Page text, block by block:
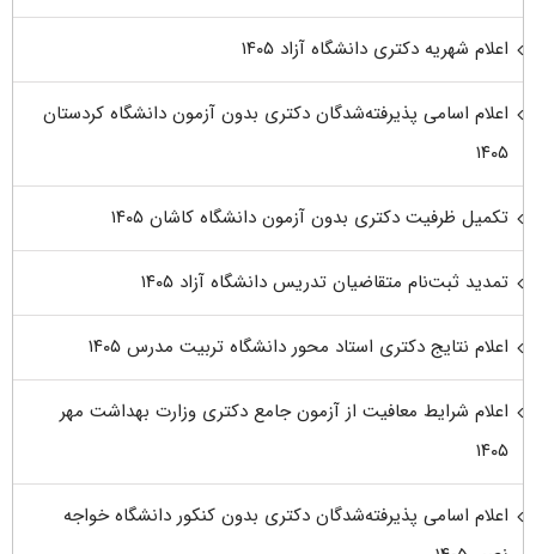
اعلام شهریه دکتری دانشگاه آزاد ۱۴۰۵
اعلام اسامی پذیرفته‌شدگان دکتری بدون آزمون دانشگاه کردستان
۱۴۰۵
تکمیل ظرفیت دکتری بدون آزمون دانشگاه کاشان ۱۴۰۵
تمدید ثبت‌نام متقاضیان تدریس دانشگاه آزاد ۱۴۰۵
اعلام نتایج دکتری استاد محور دانشگاه تربیت مدرس ۱۴۰۵
اعلام شرایط معافیت از آزمون جامع دکتری وزارت بهداشت مهر
۱۴۰۵
اعلام اسامی پذیرفته‌شدگان دکتری بدون کنکور دانشگاه خواجه